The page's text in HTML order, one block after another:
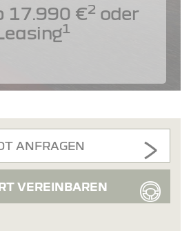
17.990 €2 oder
1
ANFRAGEN
VEREINBAREN